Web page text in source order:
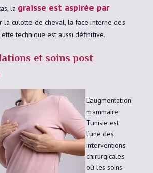
la graisse est aspirée par
la culotte de cheval, la face interne des
technique est aussi définitive.
et soins post
L’augmentation
mammaire
Tunisie est
l’une des
interventions
chirurgicales
où les soins